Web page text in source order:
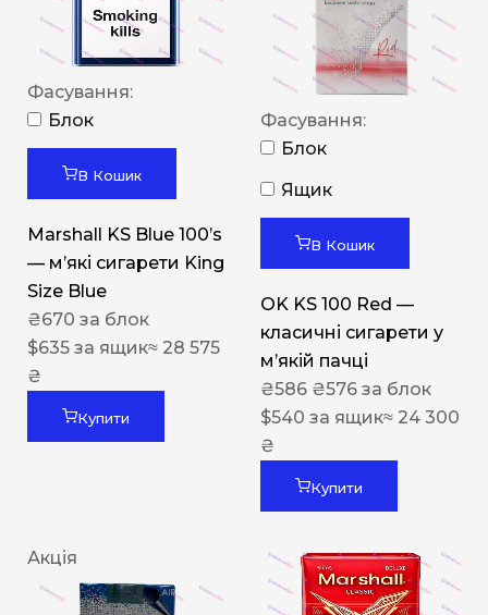
Фасування:
Блок
В Кошик
Marshall KS Blue 100’s
— м’які сигарети King
Size Blue
₴670 за блок
$635 за ящик≈ 28 575
₴
Купити
Фасування:
Блок
Ящик
В Кошик
OK KS 100 Red —
класичні сигарети у
м’якій пачці
₴586 ₴576 за блок
$540 за ящик≈ 24 300
₴
Купити
Акція